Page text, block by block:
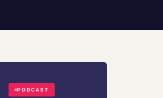
PODCAST